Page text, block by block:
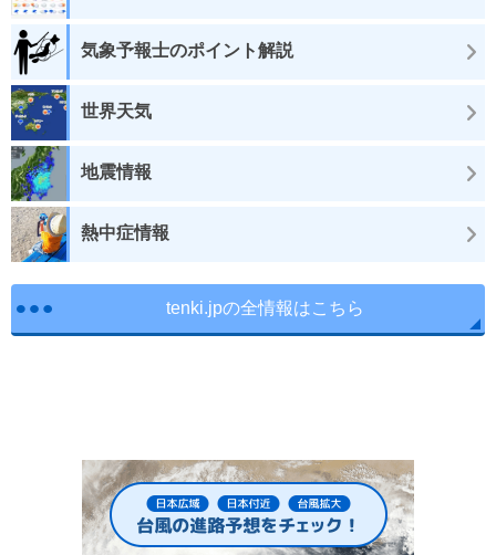
気象予報士のポイント解説
世界天気
地震情報
熱中症情報
tenki.jpの全情報はこちら